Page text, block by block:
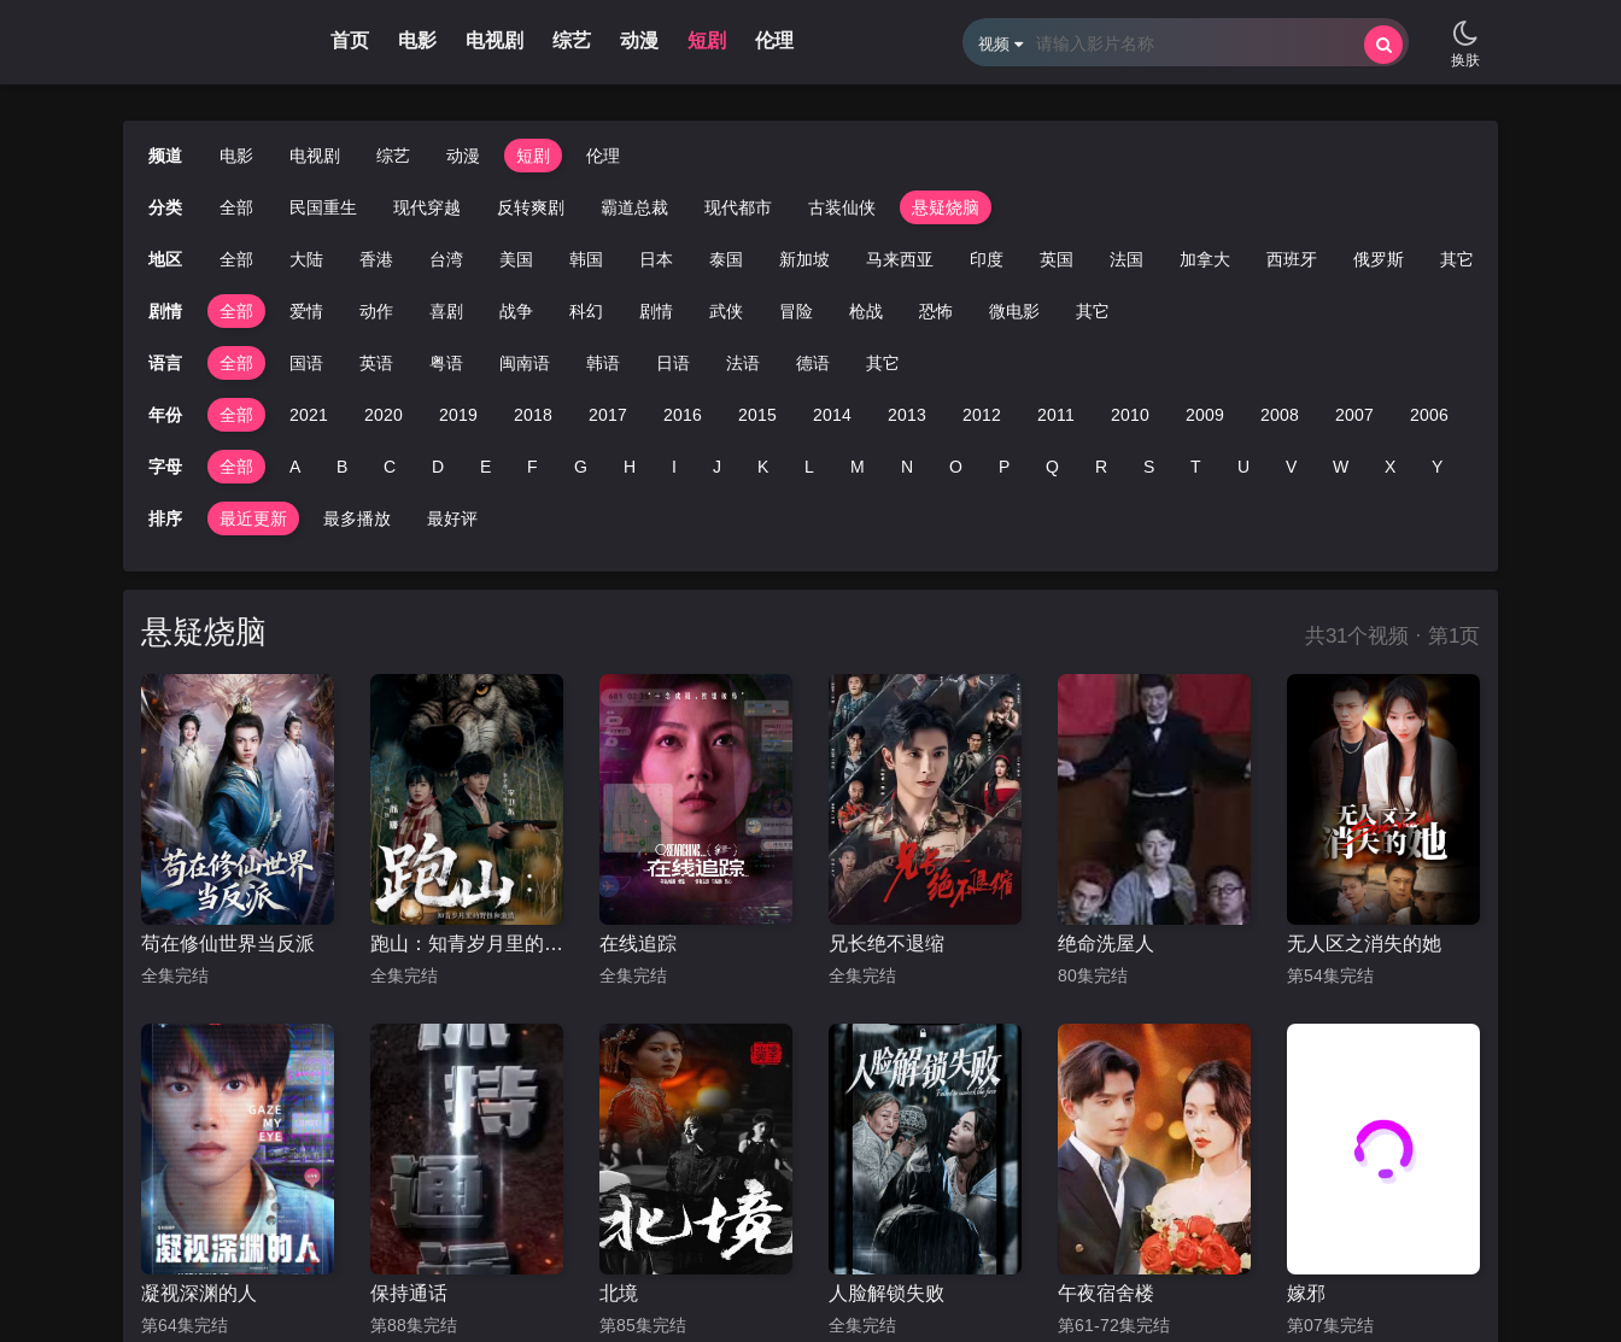
首页 电影 电视剧 综艺 动漫 短剧 伦理 体育直播 留言
换肤
视频
频道 电影 电视剧 综艺 动漫 短剧 伦理
分类 全部 民国重生 现代穿越 反转爽剧 霸道总裁 现代都市 古装仙侠 悬疑烧脑
地区 全部 大陆 香港 台湾 美国 韩国 日本 泰国 新加坡 马来西亚 印度 英国 法国 加拿大 西班牙 俄罗斯 其它
剧情 全部 爱情 动作 喜剧 战争 科幻 剧情 武侠 冒险 枪战 恐怖 微电影 其它
语言 全部 国语 英语 粤语 闽南语 韩语 日语 法语 德语 其它
年份 全部 2021 2020 2019 2018 2017 2016 2015 2014 2013 2012 2011 2010 2009 2008 2007 2006
字母 全部 A B C D E F G H I J K L M N O P Q R S T U V W X Y
排序 最近更新 最多播放 最好评
悬疑烧脑 共31个视频 · 第1页
苟在修仙世界当反派
全集完结
跑山：知青岁月里的野性和激情
全集完结
在线追踪
全集完结
兄长绝不退缩
全集完结
绝命洗屋人
80集完结
无人区之消失的她
第54集完结
凝视深渊的人
第64集完结
保持通话
第88集完结
北境
第85集完结
人脸解锁失败
全集完结
午夜宿舍楼
第61-72集完结
嫁邪
第07集完结